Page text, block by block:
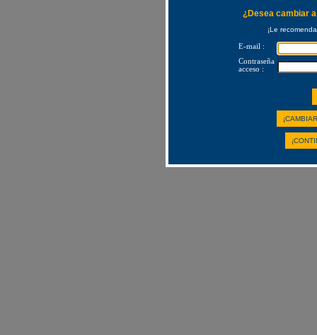
¿Desea cambiar
¡Le
E-mail :
Contraseña
acceso :